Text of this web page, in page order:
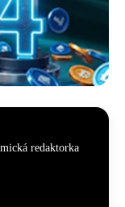
redaktorka